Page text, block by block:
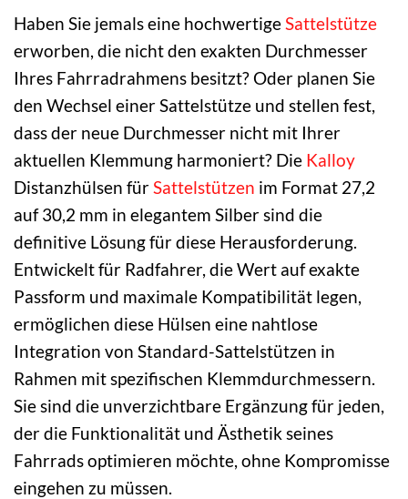
Haben Sie jemals eine hochwertige Sattelstütze
erworben, die nicht den exakten Durchmesser
Ihres Fahrradrahmens besitzt? Oder planen Sie
den Wechsel einer Sattelstütze und stellen fest,
dass der neue Durchmesser nicht mit Ihrer
aktuellen Klemmung harmoniert? Die Kalloy
Distanzhülsen für Sattelstützen im Format 27,2
auf 30,2 mm in elegantem Silber sind die
definitive Lösung für diese Herausforderung.
Entwickelt für Radfahrer, die Wert auf exakte
Passform und maximale Kompatibilität legen,
ermöglichen diese Hülsen eine nahtlose
Integration von Standard-Sattelstützen in
Rahmen mit spezifischen Klemmdurchmessern.
Sie sind die unverzichtbare Ergänzung für jeden,
der die Funktionalität und Ästhetik seines
Fahrrads optimieren möchte, ohne Kompromisse
eingehen zu müssen.